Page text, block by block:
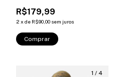
R$179,99
2 x de R$90,00 sem juros
Comprar
1 / 4